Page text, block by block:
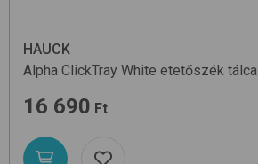
HAUCK
Alpha ClickTray White etetőszék tálca
16 690 Ft